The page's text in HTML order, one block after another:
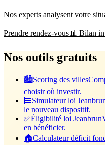
Nos experts analysent votre
Prendre rendez-vous📊 Bilan
Nos outils gratuits
🏙️Scoring des villes
choisir où investir.
🧮Simulateur loi
le nouveau dispositif.
✅Éligibilité loi Jeanbrun
en bénéficier.
🏠Calculateur déficit